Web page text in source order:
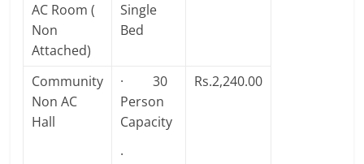
AC Room (
Non
Attached)
Single
Bed
Community
Non AC
Hall
· 30
Person
Capacity
·
Rs.2,240.00